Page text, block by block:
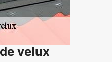
velux